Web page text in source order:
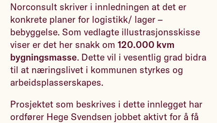
Norconsult skriver i innledningen at det er
konkrete planer for logistikk/ lager –
bebyggelse. Som vedlagte illustrasjonsskisse
viser er det her snakk om120.000 kvm
bygningsmasse. Dette vil i vesentlig grad bidra
til at næringslivet i kommunen styrkes og
arbeidsplasserskapes.
Prosjektet som beskrives i dette innlegget har
ordfører Hege Svendsen jobbet aktivt for å få